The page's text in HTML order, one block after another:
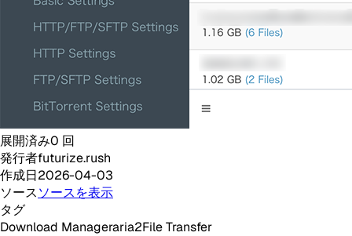
展開済み0 回
発行者futurize.rush
作成日2026-04-03
ソースソースを表示
タグ
Download Manageraria2File Transfer